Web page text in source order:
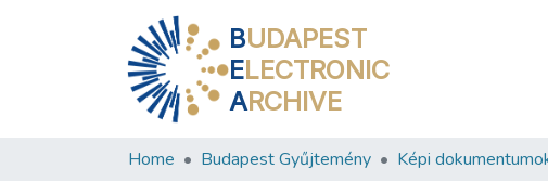
BUDAPEST
ELECTRONIC
ARCHIVE
Home Budapest Gyűjtemény Képi